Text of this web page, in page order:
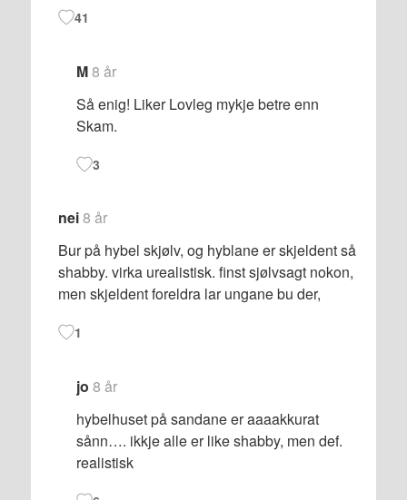
41
M8 år
Så enig! Liker Lovleg mykje betre enn
Skam.
3
nei8 år
Bur på hybel skjølv, og hyblane er skjeldent så
shabby. virka urealistisk. finst sjølvsagt nokon,
men skjeldent foreldra lar ungane bu der,
1
jo 8 år
hybelhuset på sandane er aaaakkurat
sånn…. ikkje alle er like shabby, men def.
realistisk